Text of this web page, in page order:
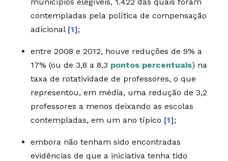
contempladas pela política de compensação
adicional [1];
entre 2008 e 2012, houve reduções de 9% a
17% (ou de 3,8 a 8,3 pontos percentuais) na
taxa de rotatividade de professores, o que
representou, em média, uma redução de 3,2
professores a menos deixando as escolas
contempladas, em um ano típico [1];
embora não tenham sido encontradas
evidências de que a iniciativa tenha tido